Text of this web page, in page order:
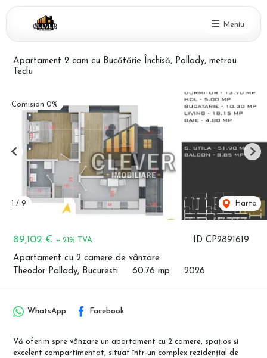
Meniu
Apartament 2 cam cu Bucătărie Închisă, Pallady, metrou
Teclu
ID CP2891619
89,102 € + 21% TVA
Apartament cu 2 camere de vânzare
Theodor Pallady, Bucuresti
60.76 mp 2026
Comision 0%
1 / 9 Harta
Previous
WhatsApp Facebook
Vă oferim spre vânzare un apartament cu 2 camere, spațios și
excelent compartimentat, situat într-un complex rezidențial de